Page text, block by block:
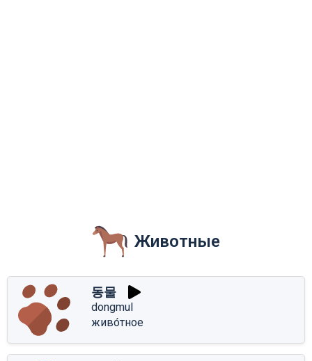
Животные
동물
dongmul
живо́тное